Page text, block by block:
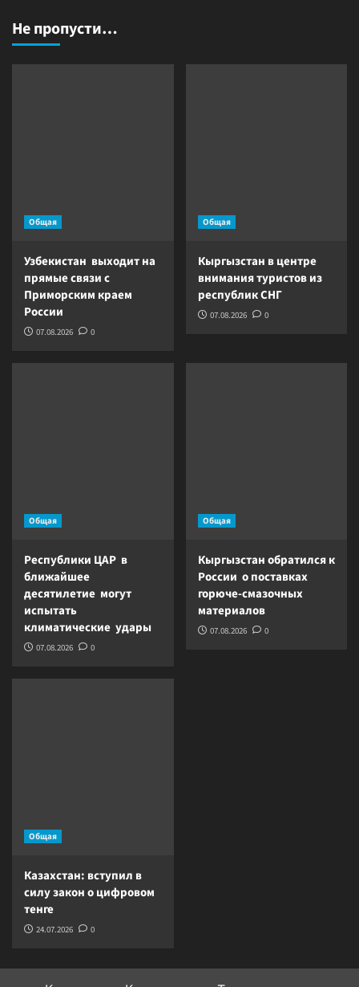
Не пропусти…
Общая
Узбекистан выходит на
прямые связи с
Приморским краем
России
07.08.2026 0
Общая
Кыргызстан в центре
внимания туристов из
республик СНГ
07.08.2026 0
Общая
Республики ЦАР в
ближайшее
десятилетие могут
испытать
климатические удары
07.08.2026 0
Общая
Кыргызстан обратился к
России о поставках
горюче-смазочных
материалов
07.08.2026 0
Общая
Казахстан: вступил в
силу закон о цифровом
тенге
24.07.2026 0